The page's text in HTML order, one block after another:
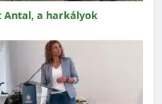
Antal, a harkályok